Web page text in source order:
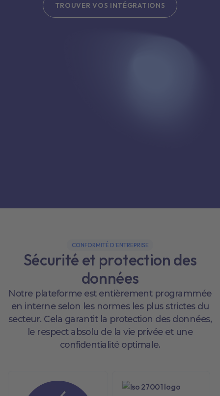
TROUVER VOS INTÉGRATIONS
CONFORMITÉ D’ENTREPRISE
Sécurité et protection des
données
Notre plateforme est entièrement programmée
en interne selon les normes les plus strictes du
secteur. Cela garantit la protection des données,
le respect absolu de la vie privée et une
confidentialité optimale.